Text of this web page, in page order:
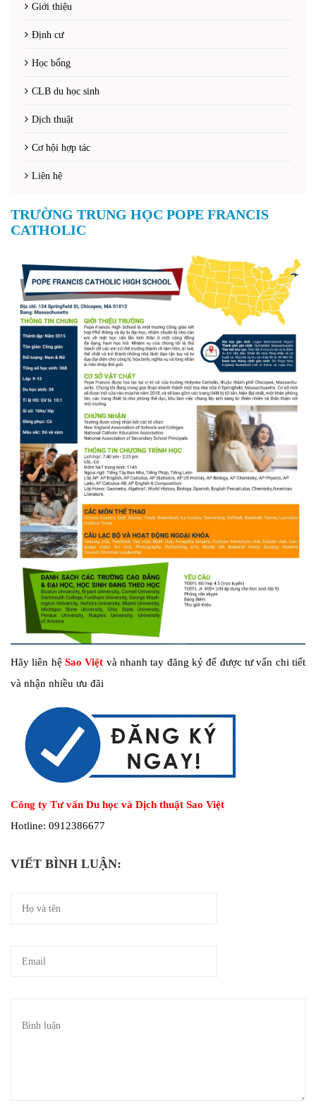
Giới thiệu
Định cư
Học bổng
CLB du học sinh
Dịch thuật
Cơ hội hợp tác
Liên hệ
TRƯỜNG TRUNG HỌC POPE FRANCIS
CATHOLIC
Hãy liên hệ Sao Việt và nhanh tay đăng ký để được tư vấn chi tiết
và nhận nhiều ưu đãi
Công ty Tư vấn Du học và Dịch thuật Sao Việt
Hotline: 0912386677
VIẾT BÌNH LUẬN: